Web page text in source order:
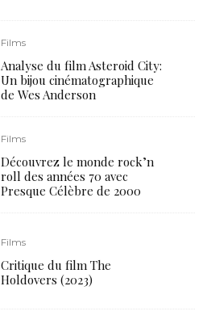
Films
Analyse du film Asteroid City:
Un bijou cinématographique
de Wes Anderson
Films
Découvrez le monde rock’n
roll des années 70 avec
Presque Célèbre de 2000
Films
Critique du film The
Holdovers (2023)